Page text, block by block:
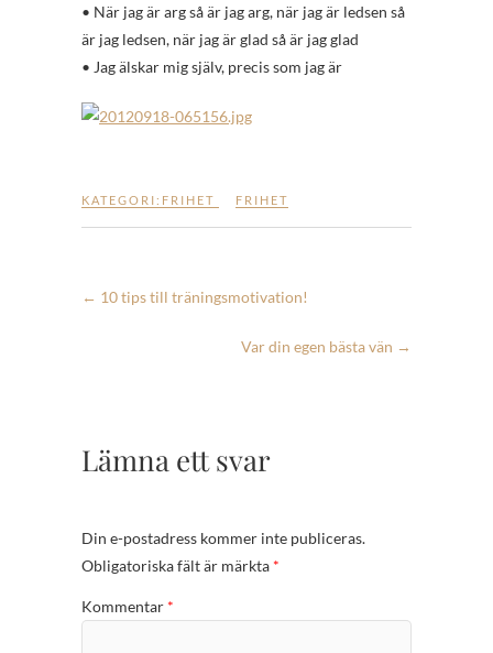
• När jag är arg så är jag arg, när jag är ledsen så
är jag ledsen, när jag är glad så är jag glad
• Jag älskar mig själv, precis som jag är
KATEGORI: FRIHET FRIHET
← 10 tips till träningsmotivation!
Var din egen bästa vän →
Lämna ett svar
Din e-postadress kommer inte publiceras.
Obligatoriska fält är märkta *
Kommentar *